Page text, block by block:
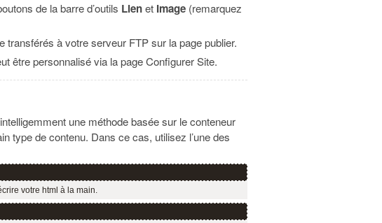
de la barre d’outils Lienet Image (remarquez
à votre serveur FTP sur la page publier.
être personnalisé via la page Configurer Site.
une méthode basée sur le conteneur
type de contenu. Dans ce cas, utilisez l’une des
votre html à la main.